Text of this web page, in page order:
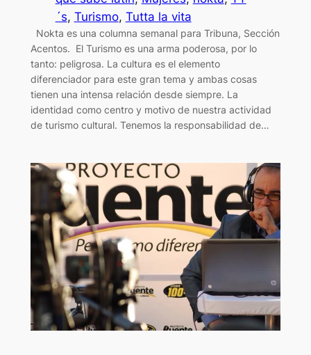
´s, Turismo, Tutta la vita
Nokta es una columna semanal para Tribuna, Sección
Acentos. El Turismo es una arma poderosa, por lo
tanto: peligrosa. La cultura es el elemento
diferenciador para este gran tema y ambas cosas
tienen una intensa relación desde siempre. La
identidad como centro y motivo de nuestra actividad
de turismo cultural. Tenemos la responsabilidad de…